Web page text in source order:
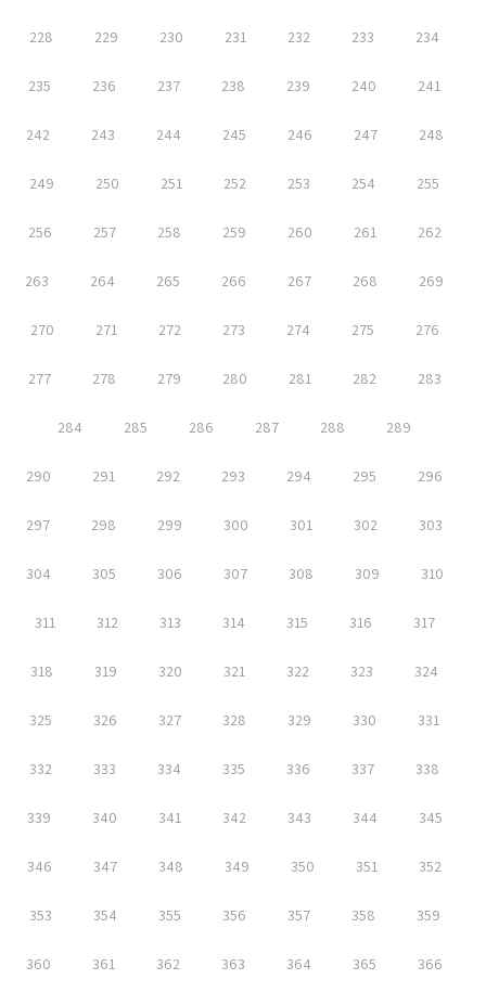
228 229 230 231 232 233 234
235 236 237 238 239 240 241
242 243 244 245 246 247 248
249 250 251 252 253 254 255
256 257 258 259 260 261 262
263 264 265 266 267 268 269
270 271 272 273 274 275 276
277 278 279 280 281 282 283
284 285 286 287 288 289
290 291 292 293 294 295 296
297 298 299 300 301 302 303
304 305 306 307 308 309 310
311 312 313 314 315 316 317
318 319 320 321 322 323 324
325 326 327 328 329 330 331
332 333 334 335 336 337 338
339 340 341 342 343 344 345
346 347 348 349 350 351 352
353 354 355 356 357 358 359
360 361 362 363 364 365 366